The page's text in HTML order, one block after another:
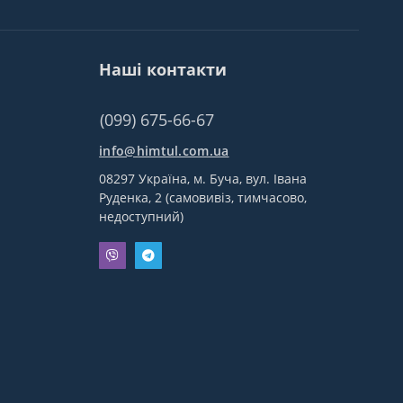
Наші контакти
(099) 675-66-67
info@himtul.com.ua
08297 Україна, м. Буча, вул. Івана
Руденка, 2 (самовивіз, тимчасово,
недоступний)